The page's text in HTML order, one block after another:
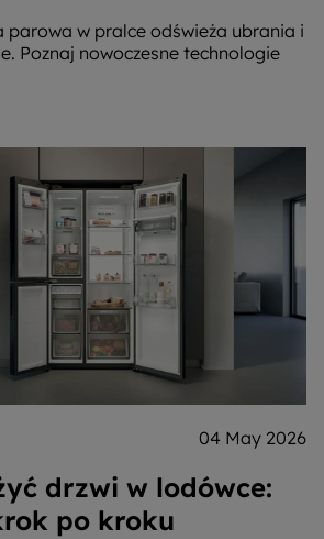
parowa w pralce odświeża ubrania i
Poznaj nowoczesne technologie
04 May 2026
drzwi w lodówce:
po kroku